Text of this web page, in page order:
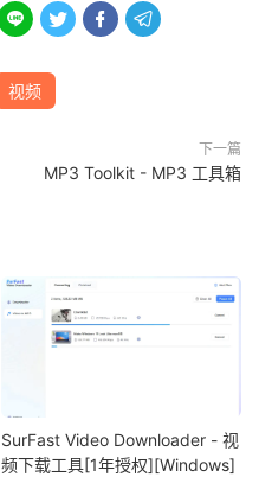
   
视频
下一篇
MP3 Toolkit - MP3 工具箱
SurFast Video Downloader - 视
频下载工具[1年授权][Windows]